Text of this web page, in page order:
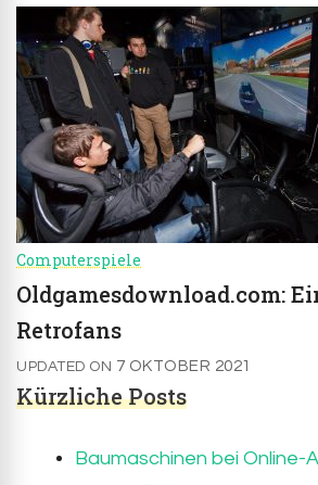
Computerspiele
Oldgamesdownload.com:
Retrofans
UPDATED ON 7 OKTOBER 2021
Kürzliche Posts
Baumaschinen bei Online-